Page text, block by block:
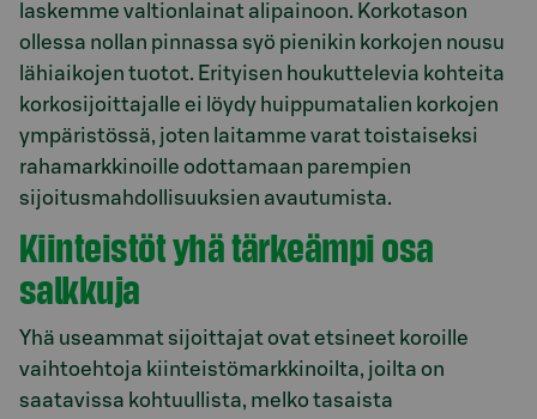
laskemme valtionlainat alipainoon. Korkotason
ollessa nollan pinnassa syö pienikin korkojen nousu
lähiaikojen tuotot. Erityisen houkuttelevia kohteita
korkosijoittajalle ei löydy huippumatalien korkojen
ympäristössä, joten laitamme varat toistaiseksi
rahamarkkinoille odottamaan parempien
sijoitusmahdollisuuksien avautumista.
Kiinteistöt yhä tärkeämpi osa
salkkuja
Yhä useammat sijoittajat ovat etsineet koroille
vaihtoehtoja kiinteistömarkkinoilta, joilta on
saatavissa kohtuullista, melko tasaista